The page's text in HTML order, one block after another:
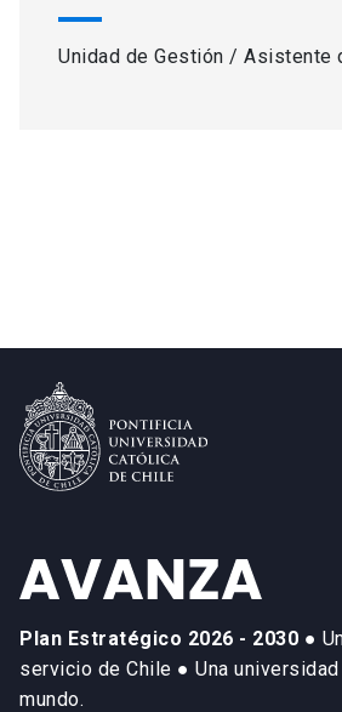
Unidad de Gestión / Asistente
Plan Estratégico 2026 - 2030 ●
servicio de Chile ● Una
mundo.